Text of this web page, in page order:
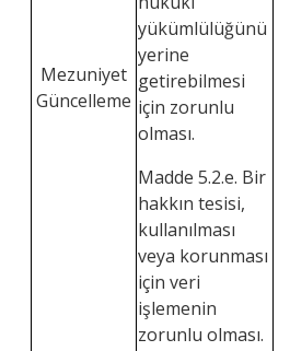
Mezuniyet
Güncelleme
yükümlülüğünü
yerine
getirebilmesi
için zorunlu
olması.
Madde 5.2.e. Bir
hakkın tesisi,
kullanılması
veya korunması
için veri
işlemenin
zorunlu olması.